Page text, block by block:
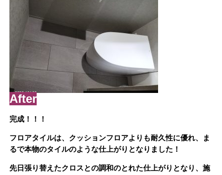
After
完成！！！
フロアタイルは、クッションフロアよりも耐久性に優れ、ま
るで本物のタイルのような仕上がりとなりました！
先日張り替えたクロスとの調和のとれた仕上がりとなり、施